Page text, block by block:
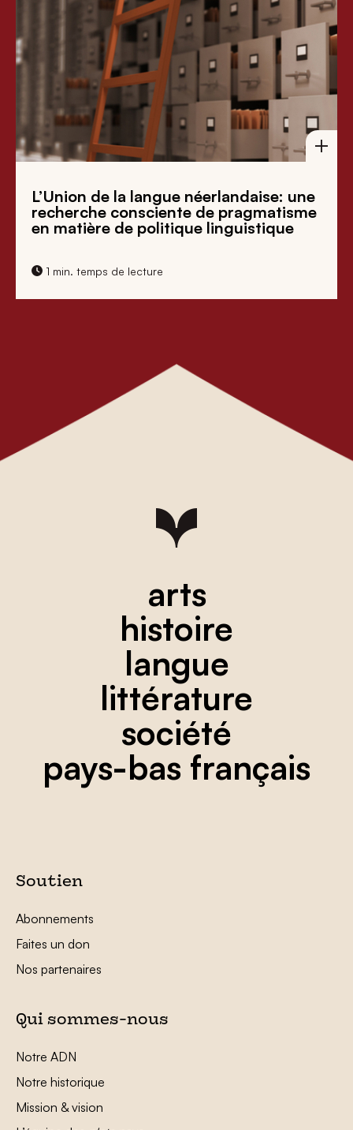
L’Union de la langue néerlandaise: une
recherche consciente de pragmatisme
en matière de politique linguistique
1 min. temps de lecture
arts
histoire
langue
littérature
société
pays-bas français
Soutien
Abonnements
Faites un don
Nos partenaires
Qui sommes-nous
Notre ADN
Notre historique
Mission & vision